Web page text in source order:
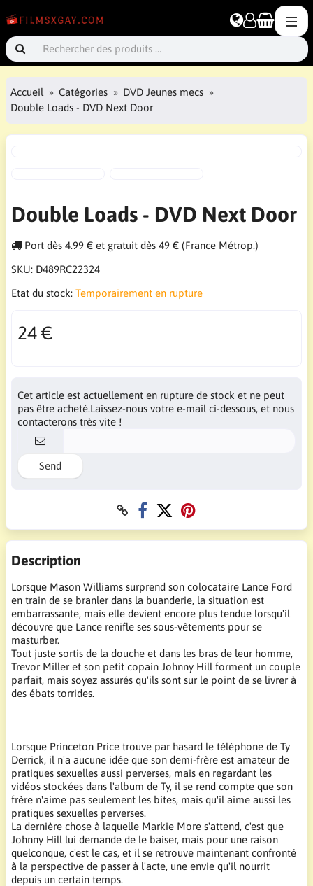
Accueil Catégories
DVD Jeunes mecs
Double Loads - DVD Next Door
Double Loads - DVD Next Door
Port dès 4.99 € et gratuit dès 49 € (France Métrop.)
SKU: D489RC22324
Etat du stock: Temporairement en rupture
24 €
Cet article est actuellement en rupture de stock et ne peut
pas être acheté.Laissez-nous votre e-mail ci-dessous, et nous
contacterons très vite !
Send
Description
Lorsque Mason Williams surprend son colocataire Lance Ford
en train de se branler dans la buanderie, la situation est
embarrassante, mais elle devient encore plus tendue lorsqu'il
découvre que Lance renifle ses sous-vêtements pour se
masturber.
Tout juste sortis de la douche et dans les bras de leur homme,
Trevor Miller et son petit copain Johnny Hill forment un couple
parfait, mais soyez assurés qu'ils sont sur le point de se livrer à
des ébats torrides.
Lorsque Princeton Price trouve par hasard le téléphone de Ty
Derrick, il n'a aucune idée que son demi-frère est amateur de
pratiques sexuelles aussi perverses, mais en regardant les
vidéos stockées dans l'album de Ty, il se rend compte que son
frère n'aime pas seulement les bites, mais qu'il aime aussi les
pratiques sexuelles perverses.
La dernière chose à laquelle Markie More s'attend, c'est que
Johnny Hill lui demande de le baiser, mais pour une raison
quelconque, c'est le cas, et il se retrouve maintenant confronté
à la perspective de passer à l'acte, une envie qu'il nourrit
depuis un certain temps.